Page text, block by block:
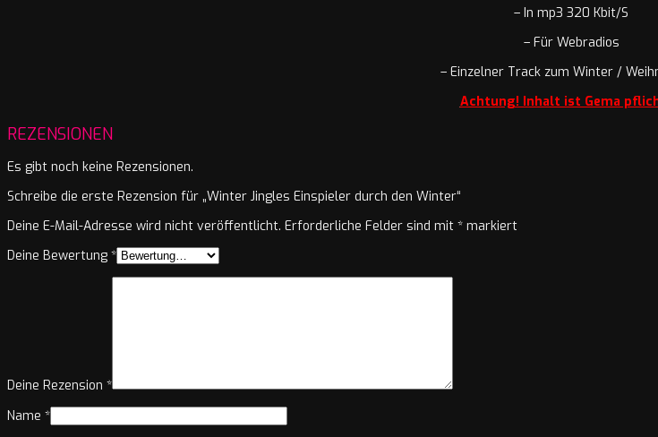
– In mp3 320 Kbit/S
– Für Webradios
– Einzelner Track zum Winter /
Achtung! Inhalt ist Gema
REZENSIONEN
Es gibt noch keine Rezensionen.
Schreibe die erste Rezension für „Winter Jingles Einspieler durch den Winter“
Deine E-Mail-Adresse wird nicht veröffentlicht. Erforderliche Felder sind mit * markiert
Deine Bewertung *
Deine Rezension *
Name *